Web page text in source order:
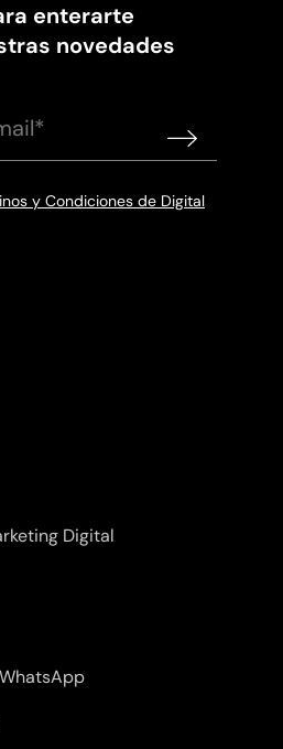
enterarte
novedades
y Condiciones de Digital
Digital